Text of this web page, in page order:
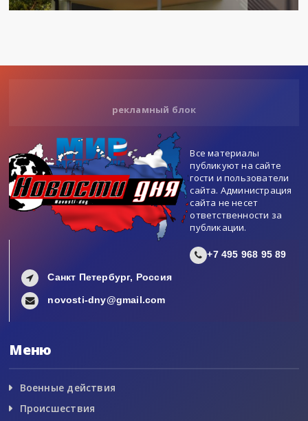
рекламный блок
Все материалы
публикуют на сайте
гости и пользователи
сайта. Администрация
сайта не несет
ответственности за
публикации.
+7 495 968 95 89
Санкт Петербург, Россия
novosti-dny@gmail.com
Меню
Военные действия
Происшествия